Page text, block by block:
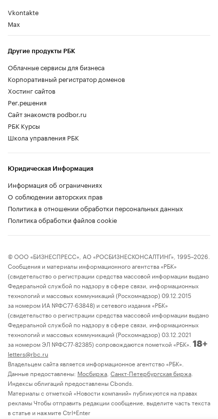
Vkontakte
Max
Другие продукты РБК
Облачные сервисы для бизнеса
Корпоративный регистратор доменов
Хостинг сайтов
Рег.решения
Сайт знакомств podbor.ru
РБК Курсы
Школа управления РБК
Юридическая Информация
Информация об ограничениях
О соблюдении авторских прав
Политика в отношении обработки персональных данных
Политика обработки файлов cookie
© ООО «БИЗНЕСПРЕСС», АО «РОСБИЗНЕСКОНСАЛТИНГ», 1995–2026.
Сообщения и материалы информационного агентства «РБК»
(свидетельство о регистрации средства массовой информации выдано
Федеральной службой по надзору в сфере связи, информационных
технологий и массовых коммуникаций (Роскомнадзор) 09.12.2015
за номером ИА №ФС77-63848) и сетевого издания «РБК»
(свидетельство о регистрации средства массовой информации выдано
Федеральной службой по надзору в сфере связи, информационных
технологий и массовых коммуникаций (Роскомнадзор) 03.12.2021
за номером ЭЛ №ФС77-82385) сопровождаются пометкой «РБК». 18+
letters@rbc.ru
Владельцем сайта является информационное агентство «РБК».
Данные предоставлены: Мосбиржа Санкт-Петербургская биржа
Индексы облигаций предоставлены Cbonds.
Материалы с отметкой «Новости компаний» публикуются на правах
рекламы Чтобы отправить редакции сообщение, выделите часть текста
в статье и нажмите Ctrl+Enter